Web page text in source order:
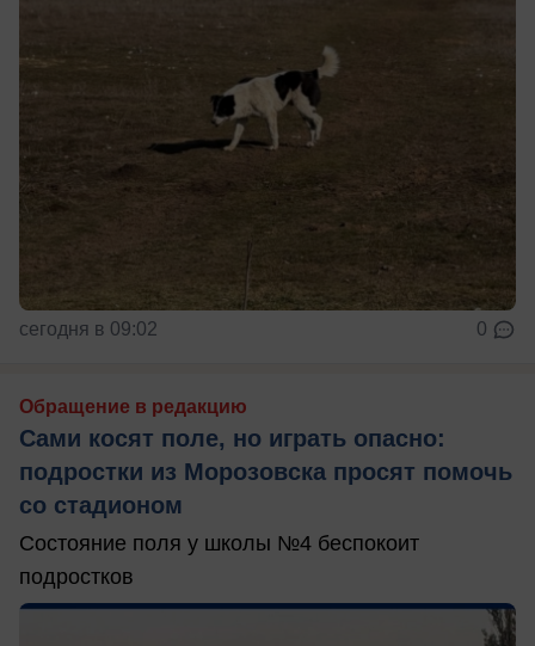
сегодня в 09:02 0
Обращение в редакцию
Сами косят поле, но играть опасно:
подростки из Морозовска просят помочь
со стадионом
Состояние поля у школы №4 беспокоит
подростков